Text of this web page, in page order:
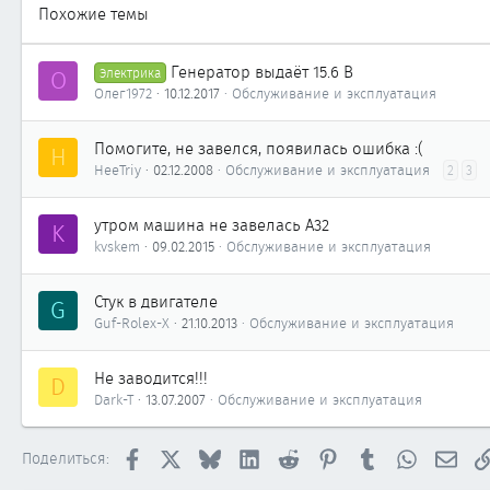
Похожие темы
О Электрика Генератор выдаёт 15.6 В
Олег1972 10.12.2017 Обслуживание и эксплуатация
H Помогите, не завелся, появилась ошибка :(
HeeTriy 02.12.2008 Обслуживание и эксплуатация 2 3
K утром машина не завелась A32
kvskem 09.02.2015 Обслуживание и эксплуатация
G Стук в двигателе
Guf-Rolex-X 21.10.2013 Обслуживание и эксплуатация
D Не заводится!!!
Dark-T 13.07.2007 Обслуживание и эксплуатация
Поделиться: Facebook Bluesky LinkedInReddit PinterestTumblrWhatsApp